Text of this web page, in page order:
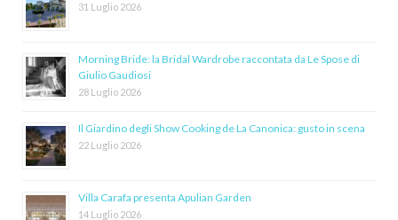
31 Luglio 2026
Morning Bride: la Bridal Wardrobe raccontata da Le Spose di
Giulio Gaudiosi
28 Luglio 2026
Il Giardino degli Show Cooking de La Canonica: gusto in scena
22 Luglio 2026
Villa Carafa presenta Apulian Garden
14 Luglio 2026